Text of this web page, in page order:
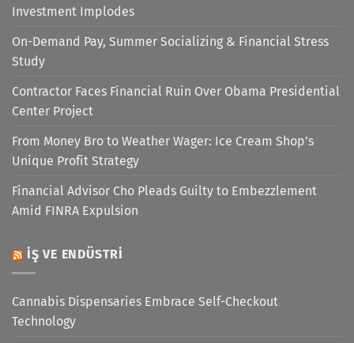
Investment Implodes
On-Demand Pay, Summer Socializing & Financial Stress
Study
Contractor Faces Financial Ruin Over Obama Presidential
Center Project
From Money Bro to Weather Wager: Ice Cream Shop’s
Unique Profit Strategy
Financial Advisor Cho Pleads Guilty to Embezzlement
Amid FINRA Expulsion
İŞ VE ENDÜSTRI
Cannabis Dispensaries Embrace Self-Checkout
Technology